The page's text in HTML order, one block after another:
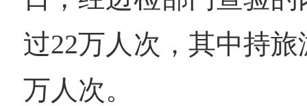
过22万人次，其中持
万人次。